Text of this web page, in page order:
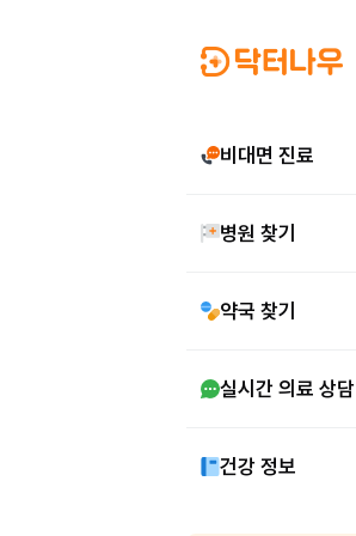
비대면 진료
병원 찾기
약국 찾기
실시간 의료 상담
건강 정보